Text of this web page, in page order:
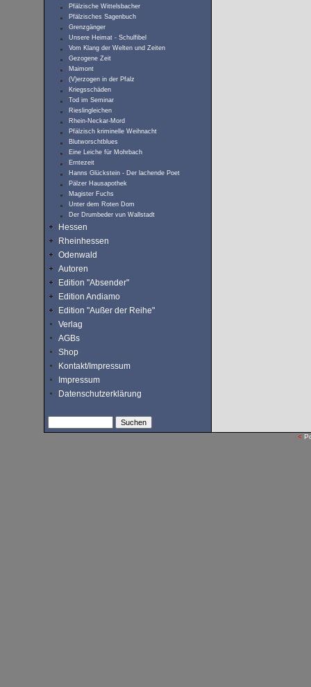
Pfälzische Wittelsbacher
Pfälzisches Sagenbuch
Grenzgänger
Unsere Heimat - Schulfibel
Vom Klang der Welten und Zeiten
Gezogene Zeit
Maimont
(V)erzogen in der Pfalz
Kriegsschäden
Tod im Seminar
Rieslingleichen
Rhein-Neckar-Mord
Pfälzisch kriminelle Weihnacht
Blutworschtblues
Eine Leiche für Mohrbach
Erntezeit
Hanns Glückstein - Der lachende Poet
Pälzer Hausapothek
Magister Fuchs
Unter dem Roten Dom
Der Drumbeder vun Wallstadt
Hessen
Rheinhessen
Odenwald
Autoren
Edition "Absender"
Edition Andiamo
Edition "Außer der Reihe"
Verlag
AGBs
Shop
Kontakt/Impressum
Impressum
Datenschutzerklärung
<